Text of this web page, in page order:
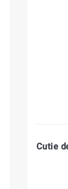
Cutie